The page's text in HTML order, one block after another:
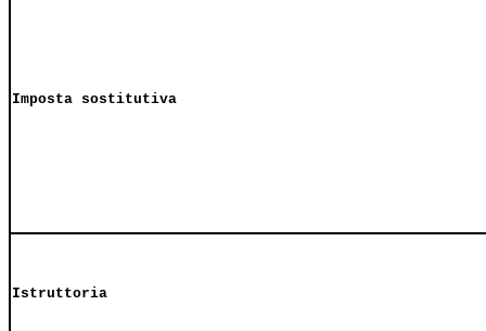
Imposta sostitutiva
Istruttoria